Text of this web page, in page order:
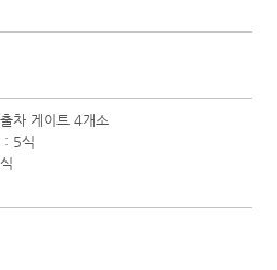
차 게이트 4개소
: 5식